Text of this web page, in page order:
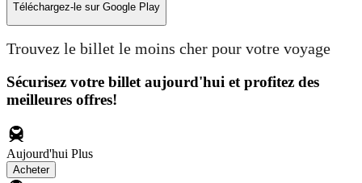
Téléchargez-le sur Google Play
Trouvez le billet le moins cher pour votre voyage
Sécurisez votre billet aujourd'hui et profitez des
meilleures offres!
Aujourd'hui Plus
Acheter